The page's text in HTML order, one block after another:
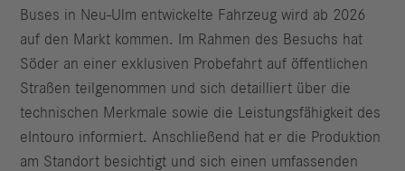
Buses in Neu‑Ulm entwickelte Fahrzeug wird ab 2026
auf den Markt kommen. Im Rahmen des Besuchs hat
Söder an einer exklusiven Probefahrt auf öffentlichen
Straßen teilgenommen und sich detailliert über die
technischen Merkmale sowie die Leistungsfähigkeit des
eIntouro informiert. Anschließend hat er die Produktion
am Standort besichtigt und sich einen umfassenden